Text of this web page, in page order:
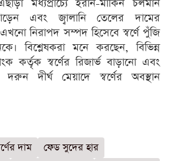
মধ্যপ্রাচ্যে ইরান-মার্কিন চলমান
এবং জ্বালানি তেলের দামের
নিরাপদ সম্পদ হিসেবে স্বর্ণে পুঁজি
বিশ্লেষকরা মনে করছেন, বিভিন্ন
কর্তৃক স্বর্ণের রিজার্ভ বাড়ানো এবং
দরুন দীর্ঘ মেয়াদে স্বর্ণের অবস্থান
দাম
ফেড সুদের হার